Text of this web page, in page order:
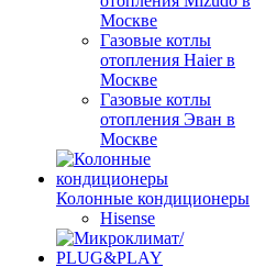
Москве
Газовые котлы
отопления Haier в
Москве
Газовые котлы
отопления Эван в
Москве
Колонные кондиционеры
Hisense